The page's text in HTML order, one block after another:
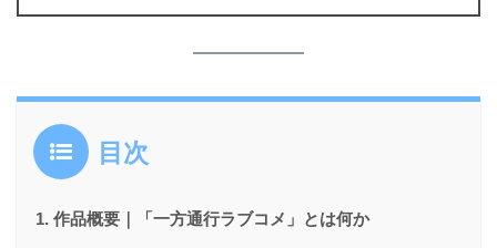
目次
作品概要｜「一方通行ラブコメ」とは何か